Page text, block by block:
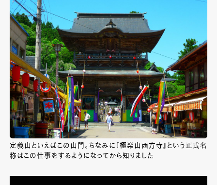
定義山といえばこの山門。ちなみに『極楽山西方寺』という正式名
称はこの仕事をするようになってから知りました